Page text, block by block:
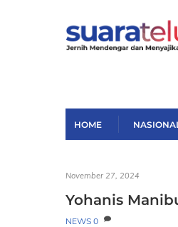
HOME
November 27, 2024
Yohanis
NEWS 0